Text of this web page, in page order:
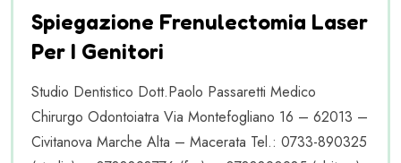
Spiegazione Frenulectomia Laser
Per I Genitori
Studio Dentistico Dott.Paolo Passaretti Medico
Chirurgo Odontoiatra Via Montefogliano 16 – 62013 –
Civitanova Marche Alta – Macerata Tel.: 0733-890325